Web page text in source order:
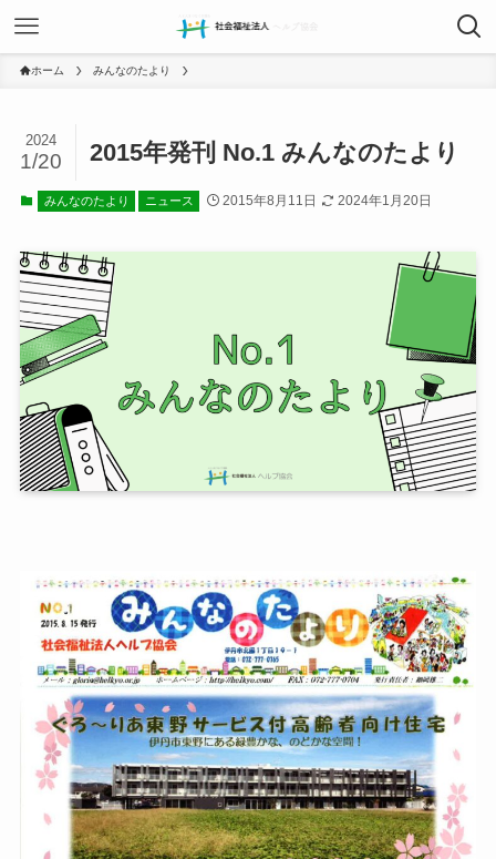
ホーム みんなのたより
2015年発刊 No.1 みんなのたより
2024
1/20
みんなのたより ニュース 2015年8月11日 2024年1月20日